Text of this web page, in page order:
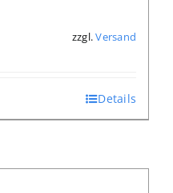
zzgl.Versand
Details